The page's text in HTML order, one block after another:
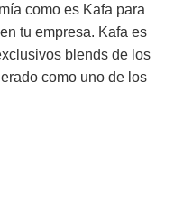
como es Kafa para
tu empresa. Kafa es
blends de los
como uno de los